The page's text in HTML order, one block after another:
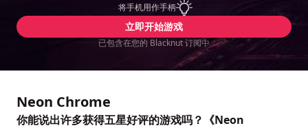
将手机用作手柄
立即开始游戏
已包含在您的 Blacknut 订阅中
Neon Chrome
你能说出许多获得五星好评的游戏吗？《Neon